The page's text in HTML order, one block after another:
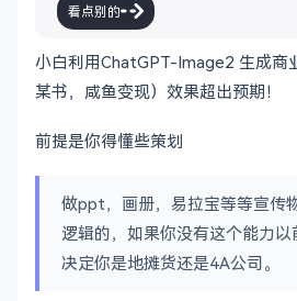
看点别的
小白利用ChatGPT-Image2 生成商
某书，咸鱼变现）效果超出预期！
前提是你得懂些策划
做ppt，画册，易拉宝等等宣传
逻辑的，如果你没有这个能力
决定你是地摊货还是4A公司。